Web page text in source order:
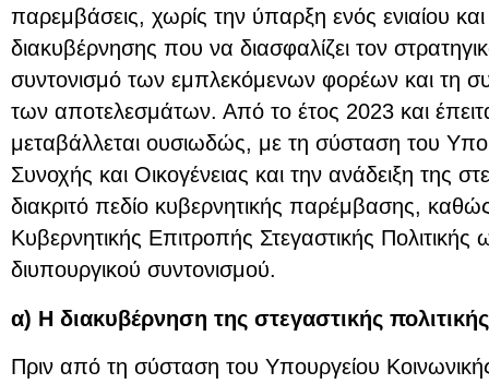
παρεμβάσεις, χωρίς την ύπαρξη ενός ενιαίου και
διακυβέρνησης που να διασφαλίζει τον
συντονισμό των εμπλεκόμενων φορέων και τη
των αποτελεσμάτων. Από το έτος 2023 και
μεταβάλλεται ουσιωδώς, με τη σύσταση του
Συνοχής και Οικογένειας και την ανάδειξη της
διακριτό πεδίο κυβερνητικής παρέμβασης,
Κυβερνητικής Επιτροπής Στεγαστικής
διυπουργικού συντονισμού.
α) Η διακυβέρνηση της στεγαστικής
Πριν από τη σύσταση του Υπουργείου